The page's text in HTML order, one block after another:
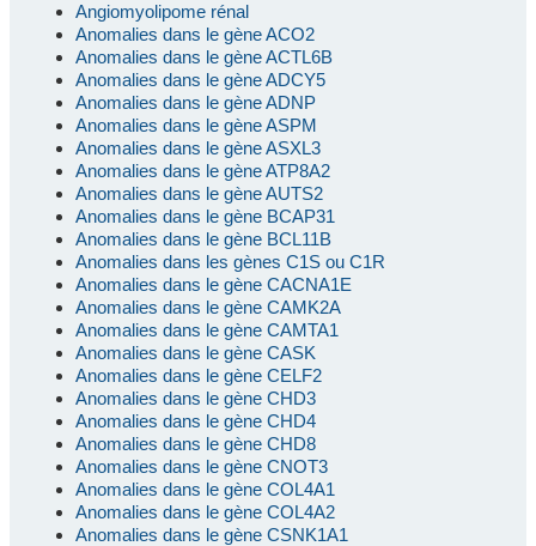
Angiomyolipome rénal
Anomalies dans le gène ACO2
Anomalies dans le gène ACTL6B
Anomalies dans le gène ADCY5
Anomalies dans le gène ADNP
Anomalies dans le gène ASPM
Anomalies dans le gène ASXL3
Anomalies dans le gène ATP8A2
Anomalies dans le gène AUTS2
Anomalies dans le gène BCAP31
Anomalies dans le gène BCL11B
Anomalies dans les gènes C1S ou C1R
Anomalies dans le gène CACNA1E
Anomalies dans le gène CAMK2A
Anomalies dans le gène CAMTA1
Anomalies dans le gène CASK
Anomalies dans le gène CELF2
Anomalies dans le gène CHD3
Anomalies dans le gène CHD4
Anomalies dans le gène CHD8
Anomalies dans le gène CNOT3
Anomalies dans le gène COL4A1
Anomalies dans le gène COL4A2
Anomalies dans le gène CSNK1A1